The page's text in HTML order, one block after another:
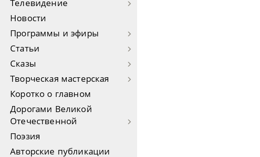
Телевидение
Новости
Программы и эфиры
Статьи
Сказы
Творческая мастерская
Коротко о главном
Дорогами Великой
Отечественной
Поэзия
Авторские публикации